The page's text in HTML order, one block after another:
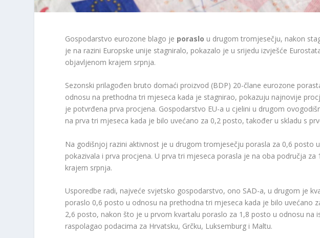
Gospodarstvo eurozone blago je poraslo u drugom tromjesečju, nakon
je na razini Europske unije stagniralo, pokazalo je u srijedu izvješće
objavljenom krajem srpnja.
Sezonski prilagođen bruto domaći proizvod (BDP) 20-člane eurozone
odnosu na prethodna tri mjeseca kada je stagnirao, pokazuju najnovije
je potvrđena prva procjena. Gospodarstvo EU-a u cjelini u drugom
na prva tri mjeseca kada je bilo uvećano za 0,2 posto, također u skladu s
Na godišnjoj razini aktivnost je u drugom tromjesečju porasla za 0,6 posto
pokazivala i prva procjena. U prva tri mjeseca porasla je na oba područja
krajem srpnja.
Usporedbe radi, najveće svjetsko gospodarstvo, ono SAD-a, u drugom je
poraslo 0,6 posto u odnosu na prethodna tri mjeseca kada je bilo uvećano
2,6 posto, nakon što je u prvom kvartalu poraslo za 1,8 posto u odnosu na
raspolagao podacima za Hrvatsku, Grčku, Luksemburg i Maltu.